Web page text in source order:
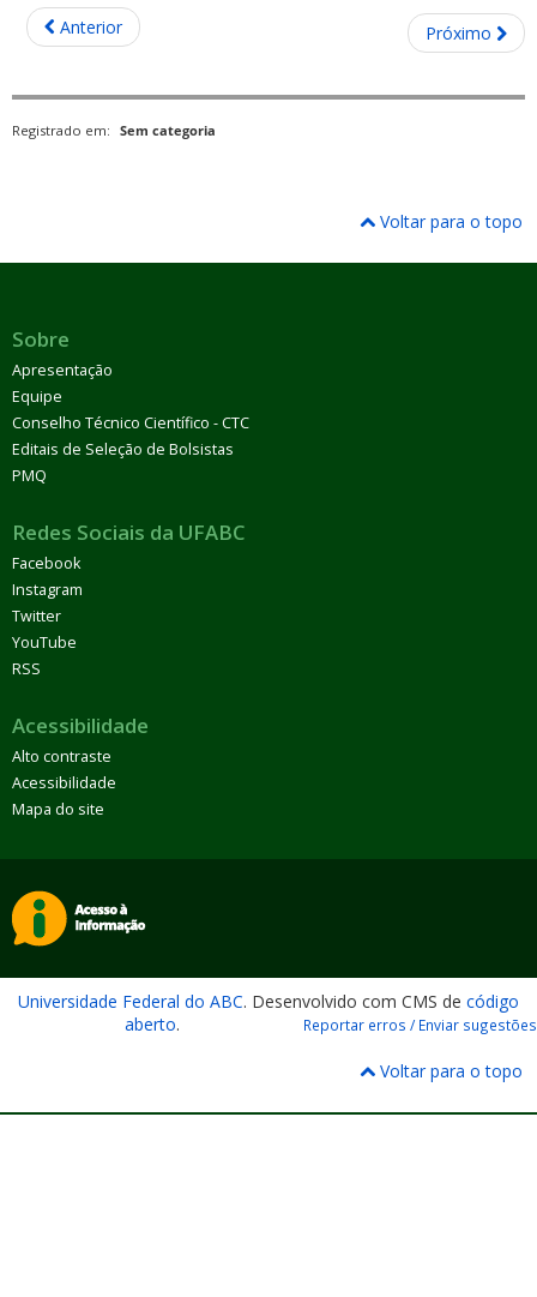
Anterior Próximo
Registrado em: Sem categoria
Voltar para o topo
Sobre
Apresentação
Equipe
Conselho Técnico Científico - CTC
Editais de Seleção de Bolsistas
PMQ
Redes Sociais da UFABC
Facebook
Instagram
Twitter
YouTube
RSS
Acessibilidade
Alto contraste
Acessibilidade
Mapa do site
Universidade Federal do ABC. Desenvolvido com CMS de código
aberto. Reportar erros / Enviar sugestões
Voltar para o topo